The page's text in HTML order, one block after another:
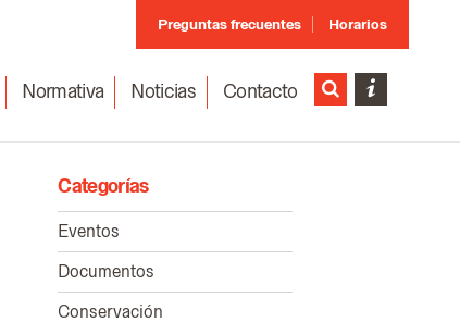
Preguntas frecuentes Horarios
Normativa Noticias Contacto
Categorías
Eventos
Documentos
Conservación